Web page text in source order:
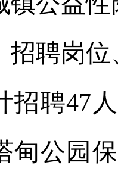
聘岗位
聘47人
甸公园